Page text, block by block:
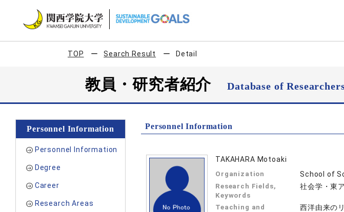
TOP Search Result Detail
教員・研究者紹介Database of
Personnel Information
Personnel Information
Degree
Career
Research Areas
Personnel Information
TAKAHARA Motoaki
Organization School of
Research Fields,
Keywords
社会学・東
Teaching and
西洋由来の